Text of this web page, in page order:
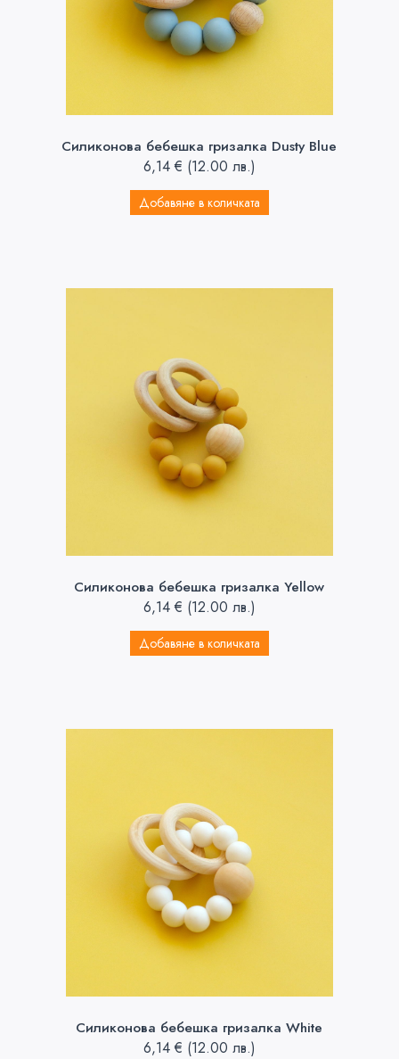
Силиконова бебешка гризалка Dusty Blue
6,14€ (12.00 лв.)
Добавяне в количката
Силиконова бебешка гризалка Yellow
6,14€ (12.00 лв.)
Добавяне в количката
Силиконова бебешка гризалка White
6,14€ (12.00 лв.)